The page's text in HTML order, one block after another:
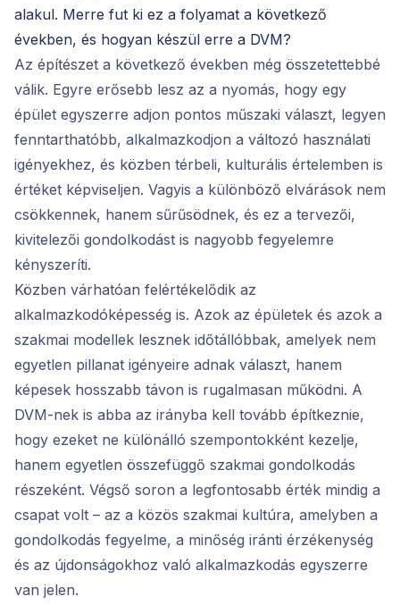
alakul. Merre fut ki ez a folyamat a következő
években, és hogyan készül erre a DVM?
Az építészet a következő években még összetettebbé
válik. Egyre erősebb lesz az a nyomás, hogy egy
épület egyszerre adjon pontos műszaki választ, legyen
fenntarthatóbb, alkalmazkodjon a változó használati
igényekhez, és közben térbeli, kulturális értelemben is
értéket képviseljen. Vagyis a különböző elvárások nem
csökkennek, hanem sűrűsödnek, és ez a tervezői,
kivitelezői gondolkodást is nagyobb fegyelemre
kényszeríti.
Közben várhatóan felértékelődik az
alkalmazkodóképesség is. Azok az épületek és azok a
szakmai modellek lesznek időtállóbbak, amelyek nem
egyetlen pillanat igényeire adnak választ, hanem
képesek hosszabb távon is rugalmasan működni. A
DVM-nek is abba az irányba kell tovább építkeznie,
hogy ezeket ne különálló szempontokként kezelje,
hanem egyetlen összefüggő szakmai gondolkodás
részeként. Végső soron a legfontosabb érték mindig a
csapat volt – az a közös szakmai kultúra, amelyben a
gondolkodás fegyelme, a minőség iránti érzékenység
és az újdonságokhoz való alkalmazkodás egyszerre
van jelen.